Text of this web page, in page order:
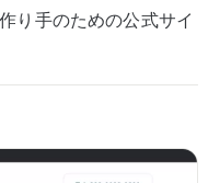
り手のための公式サイ